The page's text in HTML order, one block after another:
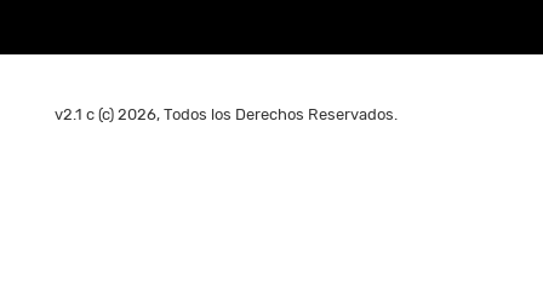
v2.1 c (c) 2026, Todos los Derechos Reservados.